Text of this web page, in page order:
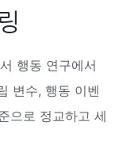
행동 연구에서
변수, 행동 이벤
으로 정교하고 세